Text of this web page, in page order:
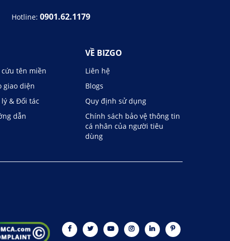
Hotline:0901.62.1179
cứu tên miền
giao diện
& Đối tác
dẫn
VỀ BIZGO
Liên hệ
Blogs
Quy định sử dụng
Chính sách bảo vệ thông tin
cá nhân của người tiêu
dùng